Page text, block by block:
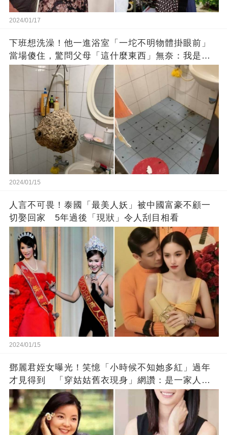
2024/01/17
下班想洗澡！他一進浴室「一坨不明物體掛眼前」
當場傻住，驚問父母「這什麼東西」無奈：我是親
生的嗎？
2024/01/15
人言不可畏！泰國「最美人妖」被中國富豪不顧一
切娶回家 5年過後「現狀」令人刮目相看
2024/01/15
鄧麗君姪女曝光！笑憶「小時候不知她多紅」過年
才見得到 「穿姑姑舊衣現身」網讚：是一家人沒
錯!